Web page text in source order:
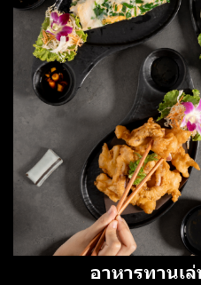
อาหารทานเ